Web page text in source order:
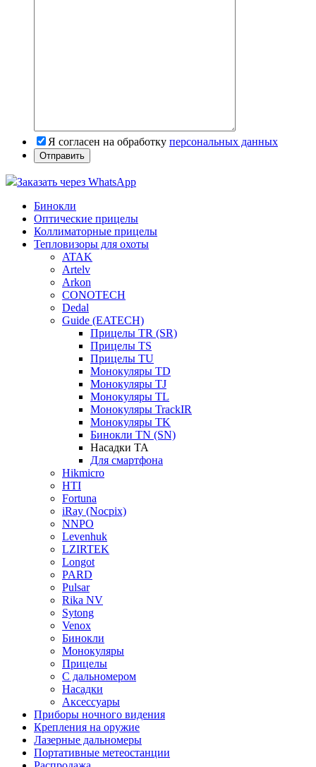
Я согласен на обработку персональных данных
Заказать через WhatsApp
Бинокли
Оптические прицелы
Коллиматорные прицелы
Тепловизоры для охоты
ATAK
Artelv
Arkon
CONOTECH
Dedal
Guide (EATECH)
Прицелы TR (SR)
Прицелы TS
Прицелы TU
Монокуляры TD
Монокуляры TJ
Монокуляры TL
Монокуляры TrackIR
Монокуляры TK
Бинокли TN (SN)
Насадки TA
Для смартфона
Hikmicro
HTI
Fortuna
iRay (Nocpix)
NNPO
Levenhuk
LZIRTEK
Longot
PARD
Pulsar
Rika NV
Sytong
Venox
Бинокли
Монокуляры
Прицелы
С дальномером
Насадки
Аксессуары
Приборы ночного видения
Крепления на оружие
Лазерные дальномеры
Портативные метеостанции